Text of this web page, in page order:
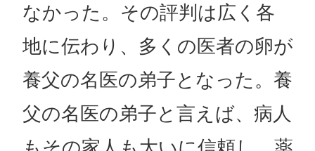
なかった。その評判は広く各
地に伝わり、多くの医者の卵が
養父の名医の弟子となった。養
父の名医の弟子と言えば、病人